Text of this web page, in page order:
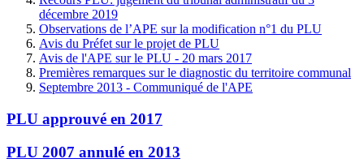
décembre 2019
Observations de l’APE sur la modification n°1 du PLU
Avis du Préfet sur le projet de PLU
Avis de l'APE sur le PLU - 20 mars 2017
Premières remarques sur le diagnostic du territoire communal
Septembre 2013 - Communiqué de l'APE
PLU approuvé en 2017
PLU 2007 annulé en 2013